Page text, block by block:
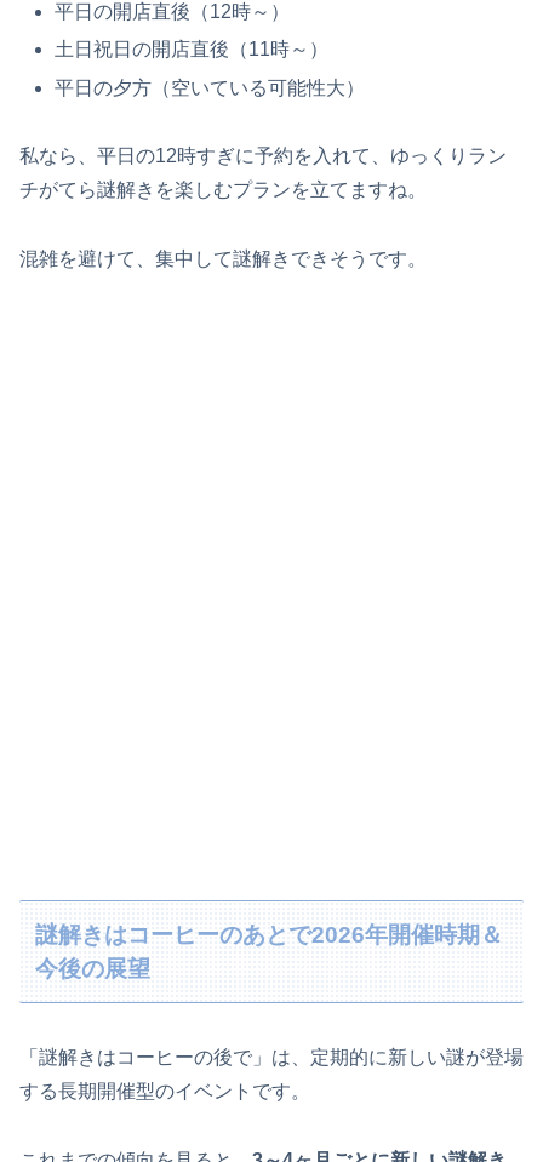
平日の開店直後（12時～）
土日祝日の開店直後（11時～）
平日の夕方（空いている可能性大）
私なら、平日の12時すぎに予約を入れて、ゆっくりラン
チがてら謎解きを楽しむプランを立てますね。
混雑を避けて、集中して謎解きできそうです。
謎解きはコーヒーのあとで2026年開催時期＆
今後の展望
「謎解きはコーヒーの後で」は、定期的に新しい謎が登場
する長期開催型のイベントです。